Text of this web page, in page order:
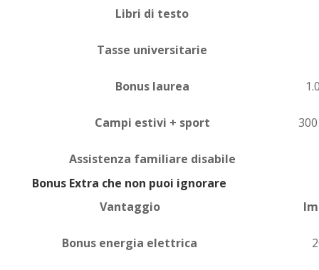
Libri di testo
Tasse universitarie
Bonus laurea
Campi estivi + sport
Assistenza familiare disabile
Bonus Extra che non puoi ignorare
Vantaggio
Bonus energia elettrica